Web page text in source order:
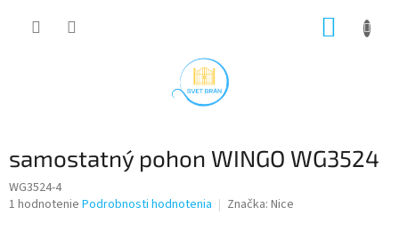
samostatný pohon WINGO WG3524
WG3524-4
Priemerné
1 hodnotenie Podrobnosti hodnotenia Značka: Nice